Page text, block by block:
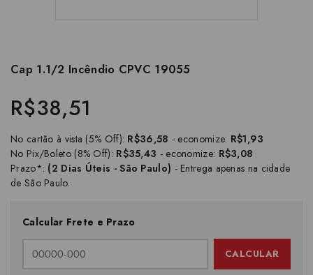
Cap 1.1/2 Incêndio CPVC 19055
R$38,51
No cartão à vista (5% Off): R$36,58 - economize: R$1,93
No Pix/Boleto (8% Off): R$35,43 - economize: R$3,08
Prazo*: (2 Dias Úteis - São Paulo) - Entrega apenas na cidade
de São Paulo.
Calcular Frete e Prazo
CALCULAR